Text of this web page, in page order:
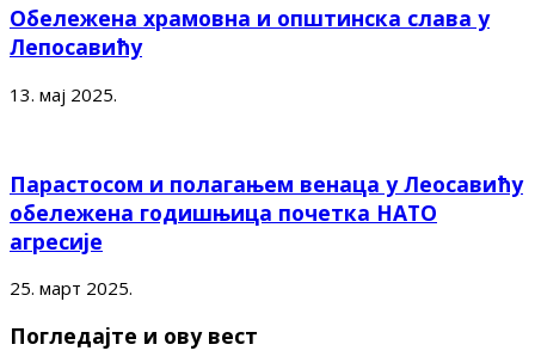
Обележена храмовна и општинска слава у
Лепосавићу
13. мај 2025.
Парастосом и полагањем венаца у Леосавићу
обележена годишњица почетка НАТО
агресије
25. март 2025.
Погледајте и ову вест